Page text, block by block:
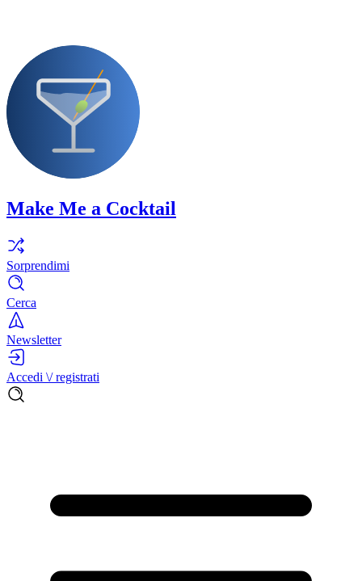
Make Me a Cocktail
Sorprendimi
Cerca
Newsletter
Accedi \/ registrati